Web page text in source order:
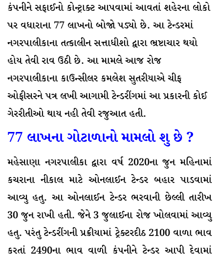
કંપનીને સફાઈનો કોન્ટ્રાક્ટ આપવામાં આવતાં શહેરના લોકો
પર વધારાના 77 લાખનો બોજો પડ્યો છે. આ ટેન્ડરમાં
નગરપાલીકાના તત્કાલીન સત્તાધીશો દ્વારા ભ્રષ્ટાચાર થયો
હોય તેવી રાવ ઉઠી છે. આ મામલે આજ રોજ
નગરપાલીકાના કાઉન્સીલર કમલેશ સુતરીયાએ ચીફ
ઓફીસરને પત્ર લખી આગામી ટેન્ડરીંગમાં આ પ્રકારની કોઈ
ગેરરીતીઓ થાય નહી તેવી રજુઆત હતી.
77 લાખના ગોટાળાનો મામલો શુ છે ?
મહેસાણા નગરપાલીકા દ્વારા વર્ષ 2020ના જુન મહિનામાં
કચરાના નીકાલ માટે ઓનલાઈન ટેન્ડર બહાર પાડવામાં
આવ્યુ હતુ. આ ઓનલાઈન ટેન્ડર ભરવાની છેલ્લી તારીખ
30 જુન રાખી હતી. જેને 3 જુલાઈના રોજ ખોલવામાં આવ્યુ
હતુ. પરંતુ ટેન્ડરીંગની પ્રક્રીયામાં ટ્રેક્ટરદીઠ 2100 વાળા ભાવ
કરતાં 2490ના ભાવ વાળી કંપનીને ટેન્ડર આપી દેવામાં